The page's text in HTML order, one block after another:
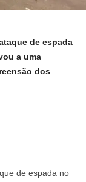
de espada
a uma
dos
de espada no